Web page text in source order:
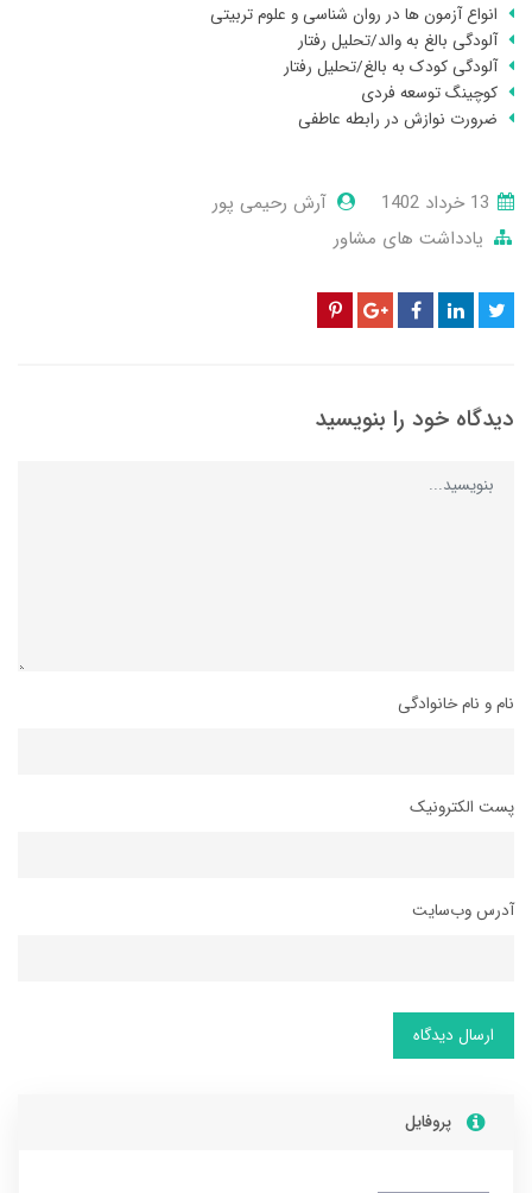
انواع آزمون ها در روان شناسی و علوم تربیتی
آلودگی بالغ به والد/تحلیل رفتار
آلودگی کودک به بالغ/تحلیل رفتار
کوچینگ توسعه فردی
ضرورت نوازش در رابطه عاطفی
آرش رحیمی پور
یادداشت های مشاور
دیدگاه خود را بنویسید
نام و نام خانوادگی
پست الکترونیک
آدرس وب‌سایت
ارسال دیدگاه
پروفایل